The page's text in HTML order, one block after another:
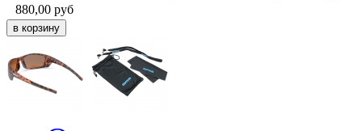
880,00 руб